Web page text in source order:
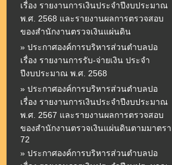
เรื่อง รายงานการเงินประจำปีงบประมาณ
พ.ศ. 2568 และรายงานผลการตรวจสอบ
ของสำนักงานตรวจเงินแผ่นดิน
» ประกาศองค์การบริหารส่วนตำบลปอ
เรื่อง รายงานการรับ-จ่ายเงิน ประจำ
ปีงบประมาณ พ.ศ. 2568
» ประกาศองค์การบริหารส่วนตำบลปอ
เรื่อง รายงานการเงินประจำปีงบประมาณ
พ.ศ. 2567 และรายงานผลการตรวจสอบ
ของสำนักงานตรวจเงินแผ่นดินตามมาตรา
72
» ประกาศองค์การบริหารส่วนตำบลปอ